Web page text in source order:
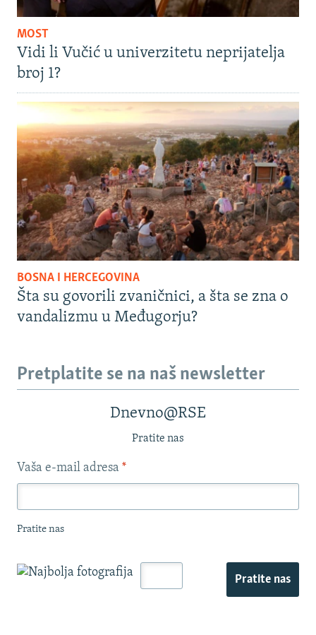
MOST
Vidi li Vučić u univerzitetu neprijatelja
broj 1?
BOSNA I HERCEGOVINA
Šta su govorili zvaničnici, a šta se zna o
vandalizmu u Međugorju?
Pretplatite se na naš newsletter
Dnevno@RSE
Pratite nas
Vaša e-mail adresa *
Pratite nas
Pratite nas